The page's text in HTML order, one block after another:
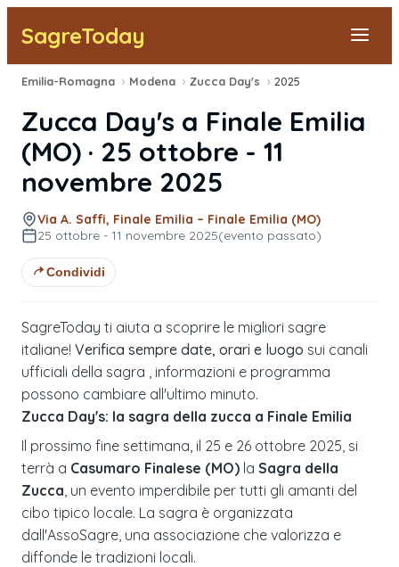
SagreToday
Segnala una sagra
Tutte le Sagre
Vicino a Me
Emilia-Romagna › Modena › Zucca Day's › 2025
Zucca Day's a Finale Emilia
(MO) · 25 ottobre - 11
novembre 2025
Via A. Saffi, Finale Emilia – Finale Emilia (MO)
25 ottobre - 11 novembre 2025(evento passato)
Condividi
SagreToday ti aiuta a scoprire le migliori sagre
italiane! Verifica sempre date, orari e luogo sui canali
ufficiali della sagra , informazioni e programma
possono cambiare all'ultimo minuto.
Zucca Day's: la sagra della zucca a Finale Emilia
Il prossimo fine settimana, il 25 e 26 ottobre 2025, si
terrà a Casumaro Finalese (MO) la Sagra della
Zucca , un evento imperdibile per tutti gli amanti del
cibo tipico locale. La sagra è organizzata
dall'AssoSagre, una associazione che valorizza e
diffonde le tradizioni locali.